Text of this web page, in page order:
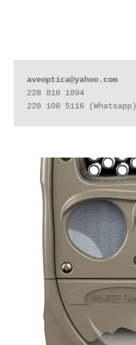
aveoptica@yahoo.com
228 818 1894
228 108 5116 (Whatsapp)